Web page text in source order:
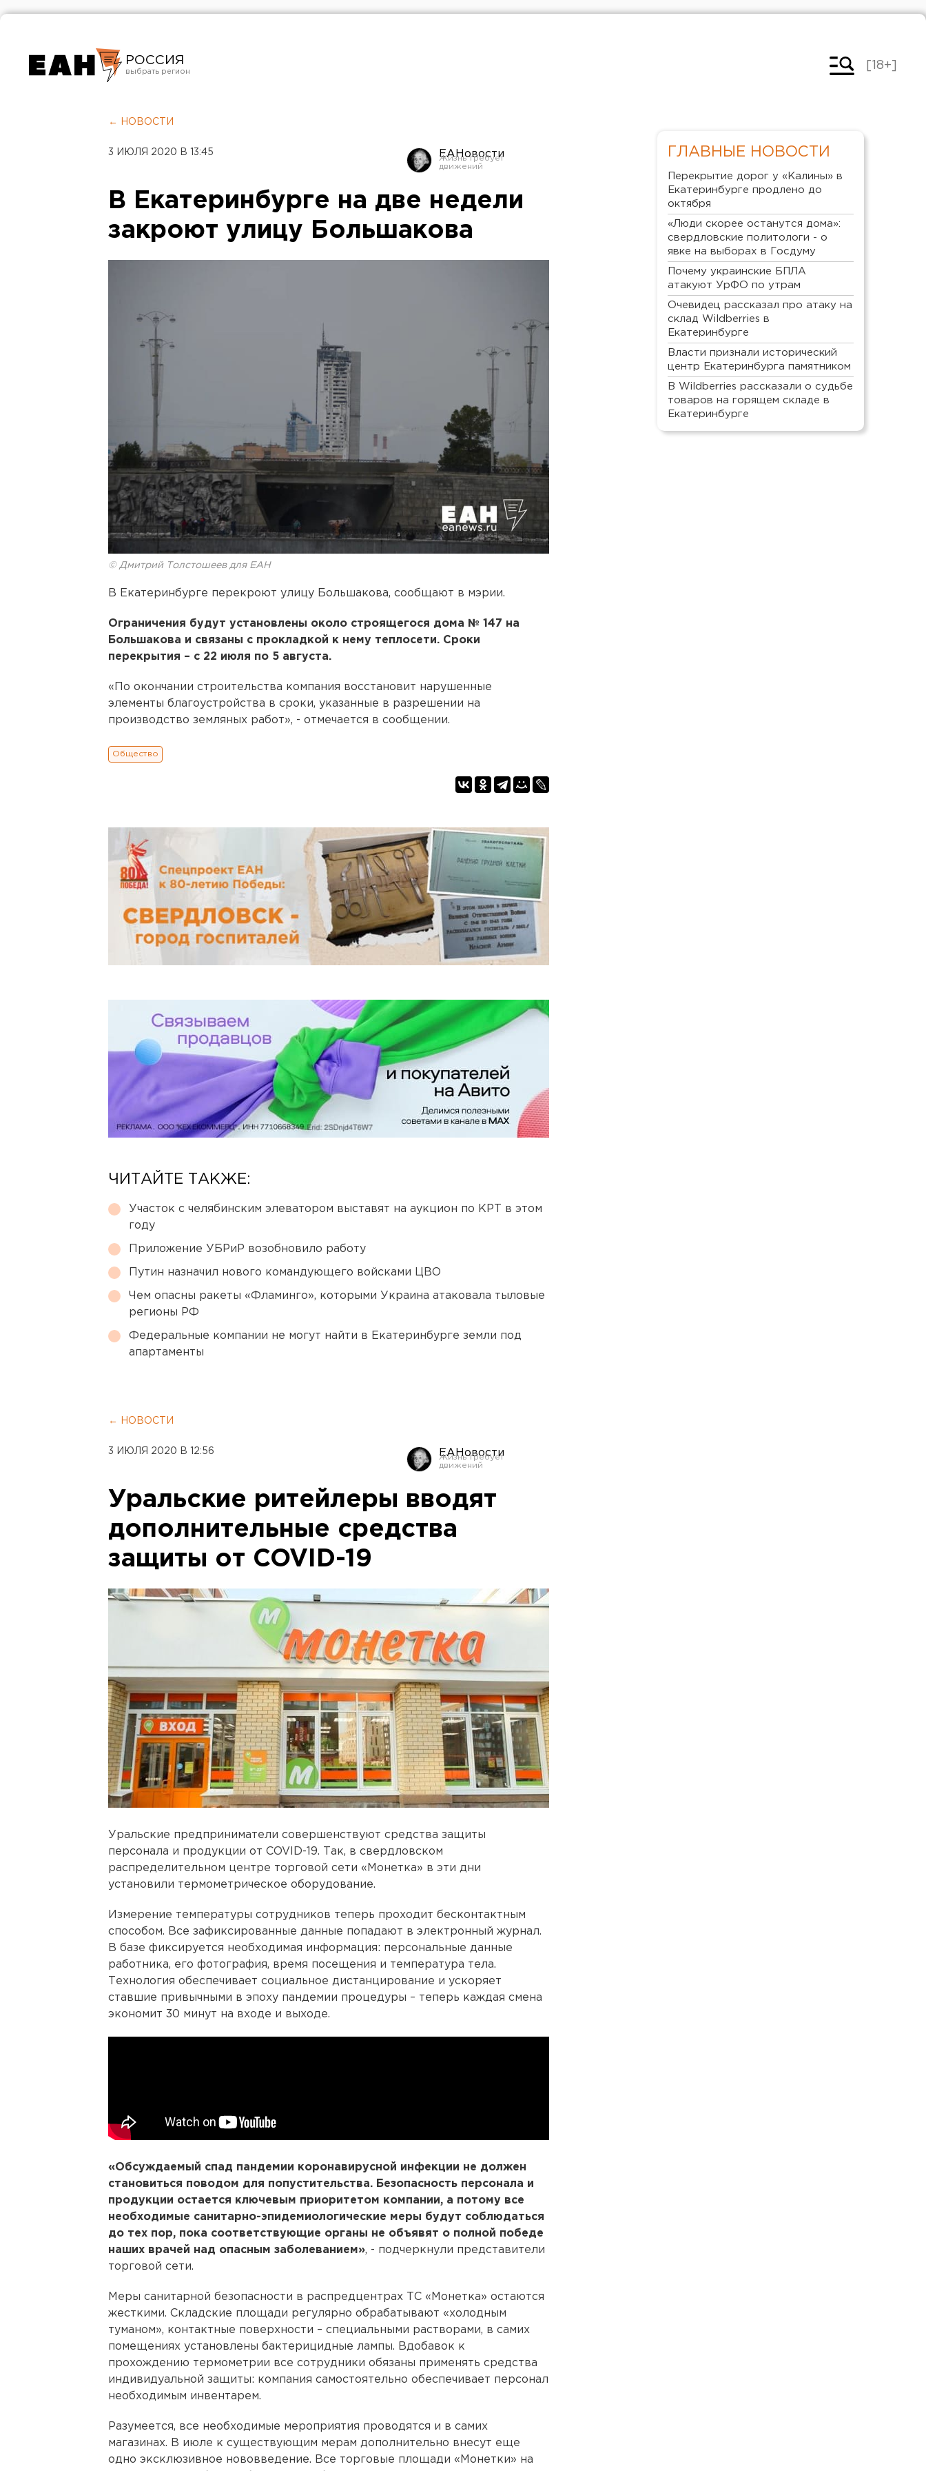
РОССИЯ
Челябинск
[18+]
← НОВОСТИ
3 ИЮЛЯ 2020 В 13:45 ЕАНовости
В Екатеринбурге на две недели
закроют улицу Большакова
© Дмитрий Толстошеев для ЕАН
В Екатеринбурге перекроют улицу Большакова, сообщают в мэрии.
Ограничения будут установлены около строящегося дома № 147 на
Большакова и связаны с прокладкой к нему теплосети. Сроки
перекрытия – с 22 июля по 5 августа.
«По окончании строительства компания восстановит нарушенные
элементы благоустройства в сроки, указанные в разрешении на
производство земляных работ», - отмечается в сообщении.
Общество
ЧИТАЙТЕ ТАКЖЕ:
Участок с челябинским элеватором выставят на аукцион по КРТ в этом
году
Приложение УБРиР возобновило работу
Путин назначил нового командующего войсками ЦВО
Чем опасны ракеты «Фламинго», которыми Украина атаковала тыловые
регионы РФ
Федеральные компании не могут найти в Екатеринбурге земли под
апартаменты
← НОВОСТИ
3 ИЮЛЯ 2020 В 12:56 ЕАНовости
Уральские ритейлеры вводят
дополнительные средства
защиты от COVID-19
Уральские предприниматели совершенствуют средства защиты
персонала и продукции от COVID-19. Так, в свердловском
распределительном центре торговой сети «Монетка» в эти дни
установили термометрическое оборудование.
Измерение температуры сотрудников теперь проходит бесконтактным
способом. Все зафиксированные данные попадают в электронный журнал.
В базе фиксируется необходимая информация: персональные данные
работника, его фотография, время посещения и температура тела.
Технология обеспечивает социальное дистанцирование и ускоряет
ставшие привычными в эпоху пандемии процедуры – теперь каждая смена
экономит 30 минут на входе и выходе.
«Обсуждаемый спад пандемии коронавирусной инфекции не должен
становиться поводом для попустительства. Безопасность персонала и
продукции остается ключевым приоритетом компании, а потому все
необходимые санитарно-эпидемиологические меры будут соблюдаться
до тех пор, пока соответствующие органы не объявят о полной победе
наших врачей над опасным заболеванием», - подчеркнули представители
торговой сети.
Меры санитарной безопасности в распредцентрах ТС «Монетка» остаются
жесткими. Складские площади регулярно обрабатывают «холодным
туманом», контактные поверхности – специальными растворами, в самих
помещениях установлены бактерицидные лампы. Вдобавок к
прохождению термометрии все сотрудники обязаны применять средства
индивидуальной защиты: компания самостоятельно обеспечивает персонал
необходимым инвентарем.
Разумеется, все необходимые мероприятия проводятся и в самих
магазинах. В июле к существующим мерам дополнительно внесут еще
одно эксклюзивное нововведение. Все торговые площади «Монетки» на
ГЛАВНЫЕ НОВОСТИ
Перекрытие дорог у «Калины» в
Екатеринбурге продлено до
октября
«Люди скорее останутся дома»:
свердловские политологи - о
явке на выборах в Госдуму
Почему украинские БПЛА
атакуют УрФО по утрам
Очевидец рассказал про атаку на
склад Wildberries в
Екатеринбурге
Власти признали исторический
центр Екатеринбурга памятником
В Wildberries рассказали о судьбе
товаров на горящем складе в
Екатеринбурге